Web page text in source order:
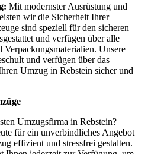
Mit modernster Ausrüstung und
wir die Sicherheit Ihrer
sind speziell für den sicheren
und verfügen über alle
Unsere
und verfügen über das
Umzug in Rebstein sicher und
Umzugsfirma in Rebstein?
für ein unverbindliches Angebot
effizient und stressfrei gestalten.